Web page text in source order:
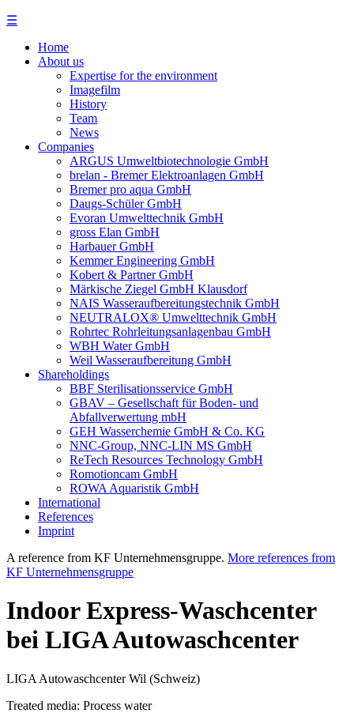
☰
Home
About us
Expertise for the environment
Imagefilm
History
Team
News
Companies
ARGUS Umweltbiotechnologie GmbH
brelan - Bremer Elektroanlagen GmbH
Bremer pro aqua GmbH
Daugs-Schüler GmbH
Evoran Umwelt­technik GmbH
gross Elan GmbH
Harbauer GmbH
Kemmer Engineering GmbH
Kobert & Partner GmbH
Märkische Ziegel GmbH Klausdorf
NAIS Wasseraufbereitungstechnik GmbH
NEUTRALOX® Umwelttechnik GmbH
Rohrtec Rohrleitungsanlagenbau GmbH
WBH Water GmbH
Weil Wasseraufbereitung GmbH
Shareholdings
BBF Sterilisationsservice GmbH
GBAV – Gesellschaft für Boden- und
Abfallverwertung mbH
GEH Wasserchemie GmbH & Co. KG
NNC-Group, NNC-LIN MS GmbH
ReTech Resources Technology GmbH
Romotioncam GmbH
ROWA Aquaristik GmbH
International
References
Imprint
A reference from KF Unternehmensgruppe. More references from
KF Unternehmensgruppe
Indoor Express-Waschcenter
bei LIGA Autowaschcenter
LIGA Autowaschcenter Wil (Schweiz)
Treated media: Process water